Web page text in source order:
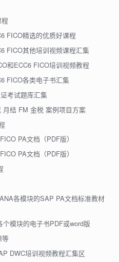
FICO精选的优质好课程
FICO其他培训视频课程汇集
和ECC6 FICO培训视频教程
FICO各类电子书汇集
考试题库汇集
结 FM 金税 案例项目方案
PA文档（PDF版）
PA文档（PDF版）
各模块的SAP PA文档标准教材
模块的电子书PDF或word版
等
DWC培训视频教程汇集区